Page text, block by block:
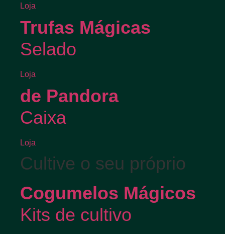
Loja
Trufas Mágicas
Selado
Loja
de Pandora
Caixa
Loja
Cultive o seu próprio
Cogumelos Mágicos
Kits de cultivo